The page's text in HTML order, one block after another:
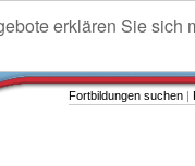
erklären Sie sich
Fortbildungen suchen |